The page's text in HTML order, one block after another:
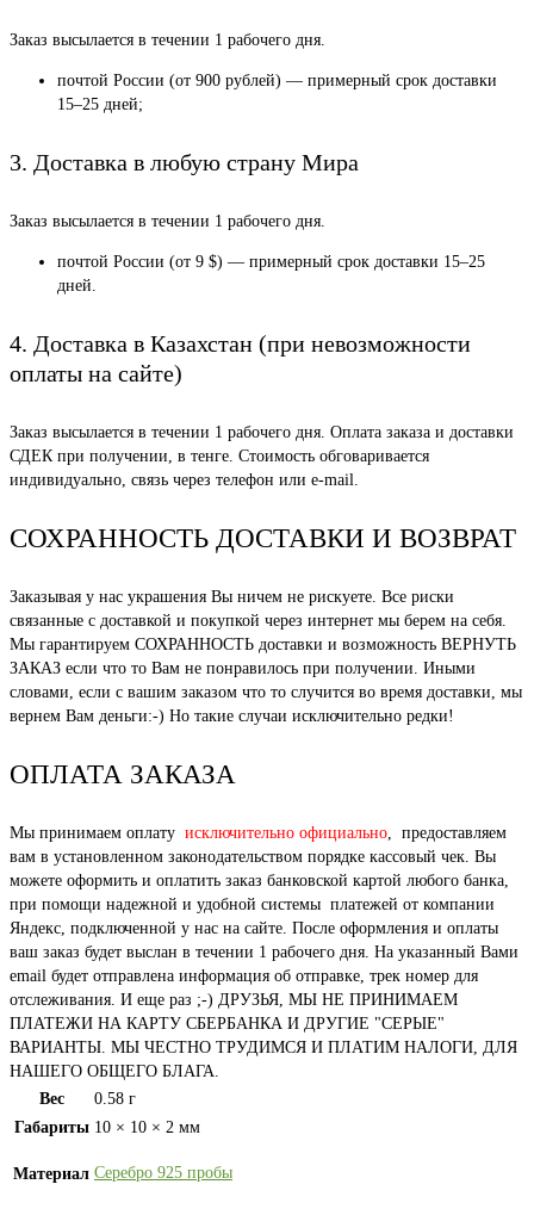
Заказ высылается в течении 1 рабочего дня.
почтой России (от 900 рублей) — примерный срок доставки
15–25 дней;
3. Доставка в любую страну Мира
Заказ высылается в течении 1 рабочего дня.
почтой России (от 9 $) — примерный срок доставки 15–25
дней.
4. Доставка в Казахстан (при невозможности
оплаты на сайте)
Заказ высылается в течении 1 рабочего дня. Оплата заказа и доставки
СДЕК при получении, в тенге. Стоимость обговаривается
индивидуально, связь через телефон или e-mail.
СОХРАННОСТЬ ДОСТАВКИ И ВОЗВРАТ
Заказывая у нас украшения Вы ничем не рискуете. Все риски
связанные с доставкой и покупкой через интернет мы берем на себя.
Мы гарантируем СОХРАННОСТЬ доставки и возможность ВЕРНУТЬ
ЗАКАЗ если что то Вам не понравилось при получении. Иными
словами, если с вашим заказом что то случится во время доставки, мы
вернем Вам деньги:-) Но такие случаи исключительно редки!
ОПЛАТА ЗАКАЗА
Мы принимаем оплату исключительно официально, предоставляем
вам в установленном законодательством порядке кассовый чек. Вы
можете оформить и оплатить заказ банковской картой любого банка,
при помощи надежной и удобной системы платежей от компании
Яндекс, подключенной у нас на сайте. После оформления и оплаты
ваш заказ будет выслан в течении 1 рабочего дня. На указанный Вами
email будет отправлена информация об отправке, трек номер для
отслеживания. И еще раз ;-) ДРУЗЬЯ, МЫ НЕ ПРИНИМАЕМ
ПЛАТЕЖИ НА КАРТУ СБЕРБАНКА И ДРУГИЕ "СЕРЫЕ"
ВАРИАНТЫ. МЫ ЧЕСТНО ТРУДИМСЯ И ПЛАТИМ НАЛОГИ, ДЛЯ
НАШЕГО ОБЩЕГО БЛАГА.
Вес
0.58 г
Габариты 10 × 10 × 2 мм
Материал Серебро 925 пробы